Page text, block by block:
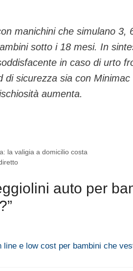
manichini che simulano
sotto i 18 mesi. In
in caso di urto
di sicurezza sia con
aumenta.
la valigia a domicilio costa
auto per
line e low cost per bambini che